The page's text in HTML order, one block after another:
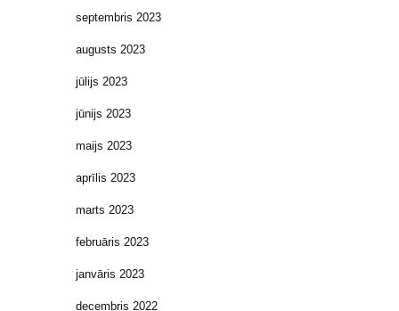
septembris 2023
augusts 2023
jūlijs 2023
jūnijs 2023
maijs 2023
aprīlis 2023
marts 2023
februāris 2023
janvāris 2023
decembris 2022